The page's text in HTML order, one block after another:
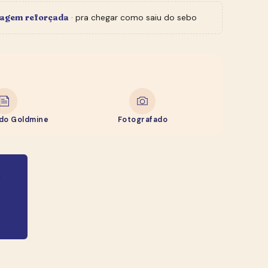
reforçada · pra chegar como saiu do sebo
Goldmine Fotografado